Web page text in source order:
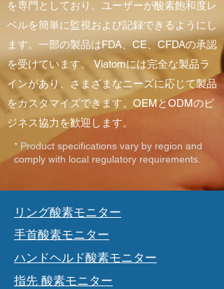
を専門としており、ユーザーが酸素飽和度レ
ベルを簡単に監視および記録できるようにし
ます。一部の製品はFDA、CE、CFDAの承認
を受けています。 Viatomには完全な製品ラ
インがあり、さまざまなニーズに応じて製品
をカスタマイズできます。OEMとODMのビ
ジネス協力を歓迎します。
* Product specifications vary by region and
comply with local regulatory requirements.
リング酸素モニター
手首酸素モニター
ハンドヘルド酸素モニター
指先 酸素モニター